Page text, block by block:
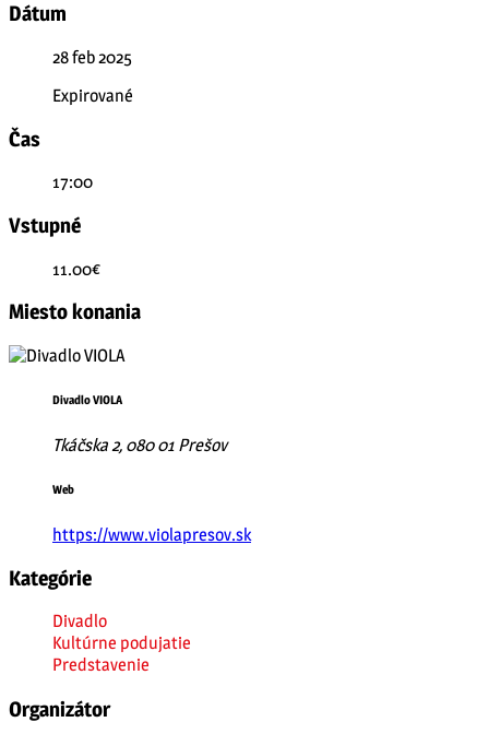
Dátum
28 feb 2025
Expirované
Čas
17:00
Vstupné
11.00€
Miesto konania
Divadlo VIOLA
Tkáčska 2, 080 01 Prešov
Web
https://www.violapresov.sk
Kategórie
Divadlo
Kultúrne podujatie
Predstavenie
Organizátor